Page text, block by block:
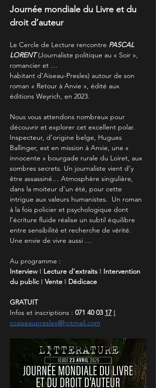
Journée mondiale du Livre et du
droit d’auteur
Le Cercle de Lecture rencontre PASCAL
LORENT (Journaliste politique au « Soir »,
romancier et …
habitant d’Aiseau-Presles) autour de son
roman « Retour à Anvie », édité aux
éditions Weyrich, en 2023.
Nous vous attendons nombreux pour
découvrir et explorer cet excellent polar.
Inspecteur, d’origine belge, Hugues
Ballinger, est en mission à Anvie, une «
innocente » bourgade rurale du Loiret, aux
sombres secrets. Un journaliste vient d’y
être assassiné… Atmosphère singulière,
dans la moiteur d’un été, pour cette
intrigue aux valeurs humanistes.  Un roman
à la fois policier et psychologique dont
l’écriture fluide réalise un subtil équilibre
entre sensibilité et recherche de vérité.
Une envie de vivre aussi …
Au programme :
Interview I Lecture d’extraits I Intervention
du public I Vente I Dédicace
GRATUIT
Infos et inscriptions : 071 40 03 17 I
ccaiseaupresles@hotmail.com